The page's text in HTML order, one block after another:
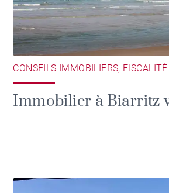
CONSEILS IMMOBILIERS, FISCALITÉ
Immobilier à Biarritz